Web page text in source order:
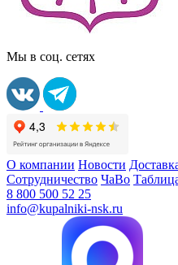
Мы в соц. сетях
О компании Новости
Сотрудничество ЧаВо
8 800 500 52 25
info@kupalniki-nsk.ru